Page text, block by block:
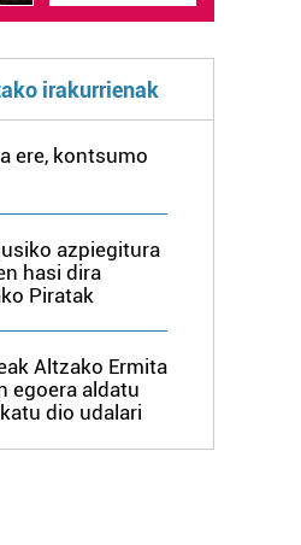
irakurrienak
ere, kontsumo
azpiegitura
hasi dira
Piratak
Altzako Ermita
egoera aldatu
dio udalari